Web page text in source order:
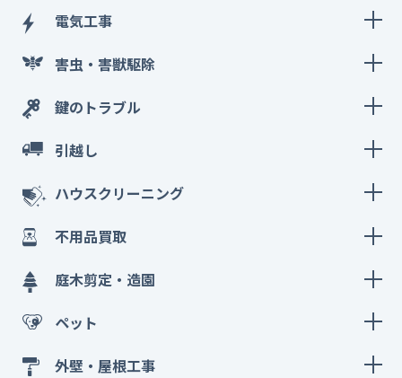
電気工事
害虫・害獣駆除
鍵のトラブル
引越し
ハウスクリーニング
不用品買取
庭木剪定・造園
ペット
外壁・屋根工事